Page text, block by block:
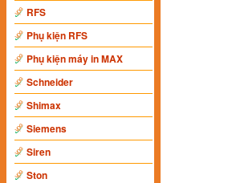
RFS
Phụ kiện RFS
Phụ kiện máy in MAX
Schneider
Shimax
Siemens
Siren
Ston